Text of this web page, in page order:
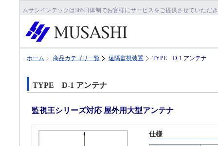
ムサシインテックは365日体制でお客様にサービスをご提供させていただ
ホーム 商品カテゴリ一覧 遠隔監視装置 TYPE D-1 アンテナ
TYPE D-1 アンテナ
監視王シリーズ対応 屋外用大型アンテナ
仕様